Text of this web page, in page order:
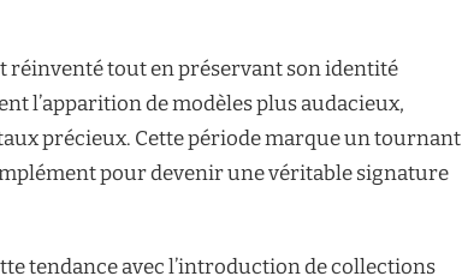
réinventé tout en préservant son identité
l’apparition de modèles plus audacieux,
précieux. Cette période marque un tournant
pour devenir une véritable signature
tendance avec l’introduction de collections